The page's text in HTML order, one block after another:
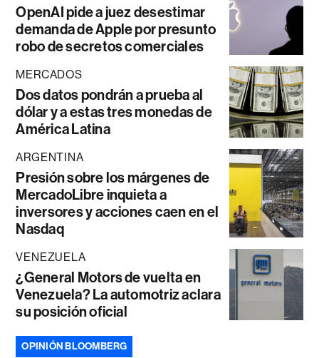
OpenAI pide a juez desestimar
demanda de Apple por presunto
robo de secretos comerciales
MERCADOS
Dos datos pondrán a prueba al
dólar y a estas tres monedas de
América Latina
ARGENTINA
Presión sobre los márgenes de
MercadoLibre inquieta a
inversores y acciones caen en el
Nasdaq
VENEZUELA
¿General Motors de vuelta en
Venezuela? La automotriz aclara
su posición oficial
OPINIÓN BLOOMBERG